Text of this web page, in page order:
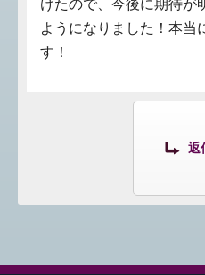
けたので、今後に期待が
ようになりました！本当
す！
返